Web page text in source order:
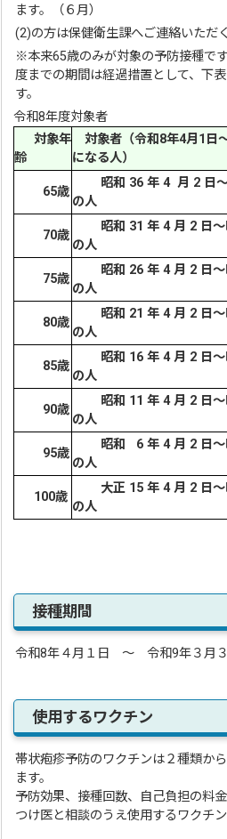
ます。（６月）
(2)の方は保健衛生課へご連絡いただ
※本来65歳のみが対象の予防接種で
度までの期間は経過措置として、下
す。
令和8年度対象者
対象年
齢
対象者（令和8年4月1日
になる人）
65歳
昭和 36 年 4 月 2 日～
の人
70歳
昭和 31 年 4 月 2 日～
の人
75歳
昭和 26 年 4 月 2 日～
の人
80歳
昭和 21 年 4 月 2 日～
の人
85歳
昭和 16 年 4 月 2 日～
の人
90歳
昭和 11 年 4 月 2 日～
の人
95歳
昭和 6 年 4 月 2 日～
の人
100歳
大正 15 年 4 月 2 日～
の人
接種期間
令和8年４月１日 ～ 令和9年３月
使用するワクチン
帯状疱疹予防のワクチンは２種類か
ます。
予防効果、接種回数、自己負担の料
つけ医と相談のうえ使用するワクチ